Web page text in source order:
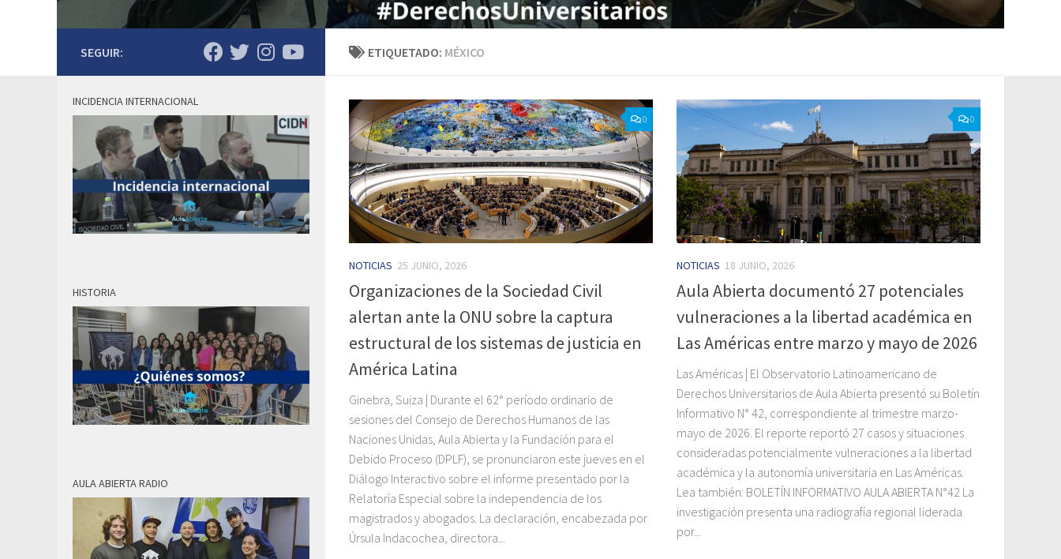
ETIQUETADO: MÉXICO
0
NOTICIAS 25 JUNIO, 2026
Organizaciones de la Sociedad Civil
alertan ante la ONU sobre la captura
estructural de los sistemas de justicia en
América Latina
Ginebra, Suiza | Durante el 62° período ordinario de
sesiones del Consejo de Derechos Humanos de las
Naciones Unidas, Aula Abierta y la Fundación para el
Debido Proceso (DPLF), se pronunciaron este jueves en el
Diálogo Interactivo sobre el informe presentado por la
Relatoría Especial sobre la independencia de los
magistrados y abogados. La declaración, encabezada por
Úrsula Indacochea, directora...
0
NOTICIAS 18 JUNIO, 2026
Aula Abierta documentó 27 potenciales
vulneraciones a la libertad académica en
Las Américas entre marzo y mayo de 2026
Las Américas | El Observatorio Latinoamericano de
Derechos Universitarios de Aula Abierta presentó su Boletín
Informativo N° 42, correspondiente al trimestre marzo-
mayo de 2026. El reporte reportó 27 casos y situaciones
consideradas potencialmente vulneraciones a la libertad
académica y la autonomía universitaria en Las Américas.
Lea también: BOLETÍN INFORMATIVO AULA ABIERTA N°42 La
investigación presenta una radiografía regional liderada
por...
SEGUIR:
INCIDENCIA INTERNACIONAL
HISTORIA
AULA ABIERTA RADIO